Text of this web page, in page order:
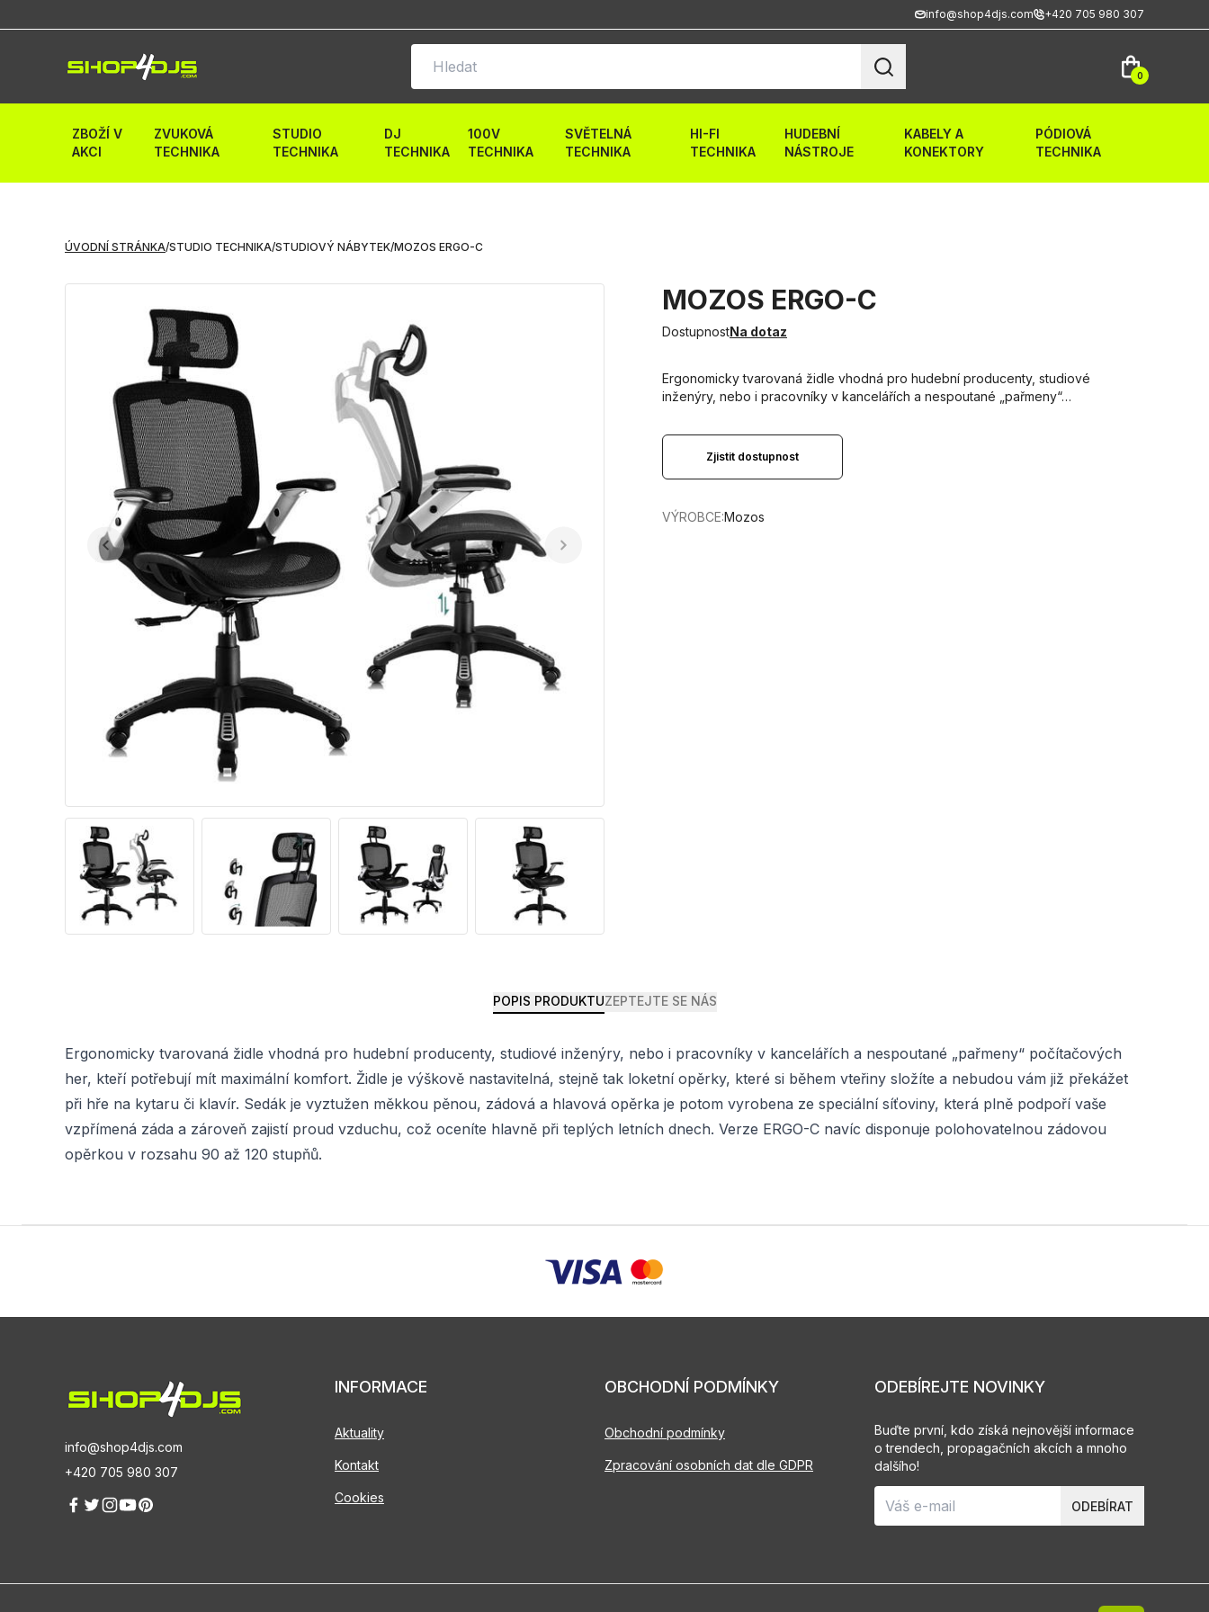
info@shop4djs.com +420 705 980 307
0
ZBOŽÍ V
AKCI
ZVUKOVÁ
TECHNIKA
STUDIO
TECHNIKA
DJ
TECHNIKA
100V
TECHNIKA
SVĚTELNÁ
TECHNIKA
HI-FI
TECHNIKA
HUDEBNÍ
NÁSTROJE
KABELY A
KONEKTORY
PÓDIOVÁ
TECHNIKA
ÚVODNÍ STRÁNKA/STUDIO TECHNIKA/STUDIOVÝ NÁBYTEK/MOZOS ERGO-C
MOZOS ERGO-C
DostupnostNa dotaz
Ergonomicky tvarovaná židle vhodná pro hudební producenty, studiové
inženýry, nebo i pracovníky v kancelářích a nespoutané „pařmeny“…
Zjistit dostupnost
VÝROBCE:Mozos
POPIS PRODUKTUZEPTEJTE SE NÁS
Ergonomicky tvarovaná židle vhodná pro hudební producenty, studiové inženýry, nebo i pracovníky v kancelářích a nespoutané „pařmeny“ počítačových
her, kteří potřebují mít maximální komfort. Židle je výškově nastavitelná, stejně tak loketní opěrky, které si během vteřiny složíte a nebudou vám již překážet
při hře na kytaru či klavír. Sedák je vyztužen měkkou pěnou, zádová a hlavová opěrka je potom vyrobena ze speciální síťoviny, která plně podpoří vaše
vzpřímená záda a zároveň zajistí proud vzduchu, což oceníte hlavně při teplých letních dnech. Verze ERGO-C navíc disponuje polohovatelnou zádovou
opěrkou v rozsahu 90 až 120 stupňů.
info@shop4djs.com
+420 705 980 307
INFORMACE
Aktuality
Kontakt
Cookies
OBCHODNÍ PODMÍNKY
Obchodní podmínky
Zpracování osobních dat dle GDPR
ODEBÍREJTE NOVINKY
Buďte první, kdo získá nejnovější informace
o trendech, propagačních akcích a mnoho
dalšího!
ODEBÍRAT